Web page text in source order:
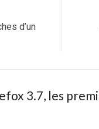
d’un
3.7, les